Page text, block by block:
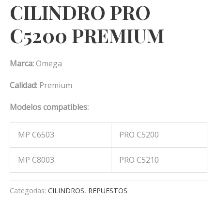
CILINDRO PRO
C5200 PREMIUM
Marca:Omega
Calidad: Premium
Modelos compatibles:
MP C6503 PRO C5200
MP C8003 PRO C5210
Categorías: CILINDROS, REPUESTOS